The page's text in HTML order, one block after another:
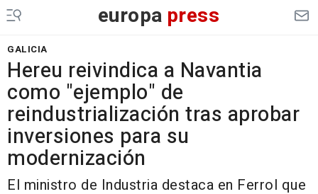
europa press
GALICIA
Hereu reivindica a Navantia
como "ejemplo" de
reindustrialización tras aprobar
inversiones para su
modernización
El ministro de Industria destaca en Ferrol que